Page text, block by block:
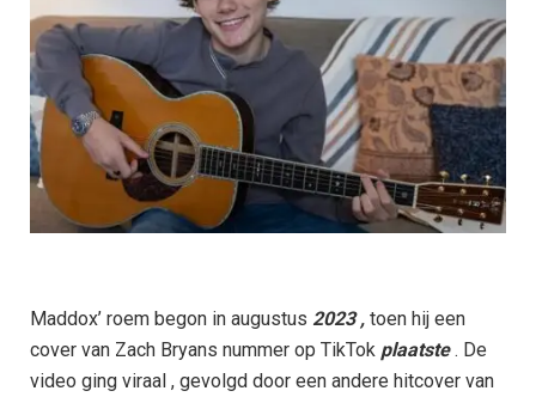
Maddox’ roem begon in augustus 2023 , toen hij een
cover van Zach Bryans nummer op TikTok plaatste. De
video ging viraal , gevolgd door een andere hitcover van